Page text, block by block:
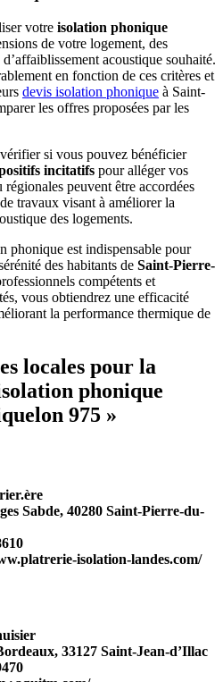
votre isolation phonique
de votre logement, des
acoustique souhaité.
en fonction de ces critères et
devis isolation phonique à Saint-
les offres proposées par les
si vous pouvez bénéficier
incitatifs pour alléger vos
régionales peuvent être accordées
travaux visant à améliorer la
des logements.
phonique est indispensable pour
des habitants de Saint-Pierre-
compétents et
vous obtiendrez une efficacité
la performance thermique de
locales pour la
phonique
975 »
Sabde, 40280 Saint-Pierre-du-
isolation-landes.com/
33127 Saint-Jean-d’Illac